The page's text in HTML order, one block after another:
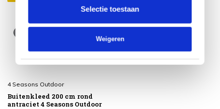
Selectie toestaan
Weigeren
4 Seasons Outdoor
Buitenkleed 200 cm rond
antraciet 4 Seasons Outdoor